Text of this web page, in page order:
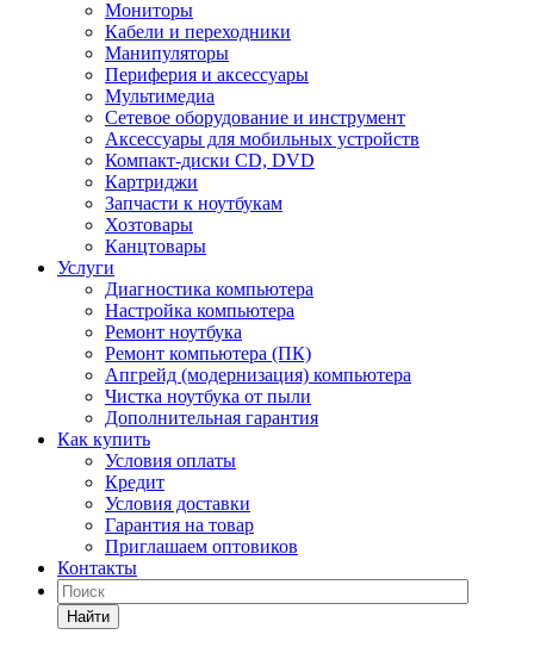
Мониторы
Кабели и переходники
Манипуляторы
Периферия и аксессуары
Мультимедиа
Сетевое оборудование и инструмент
Аксессуары для мобильных устройств
Компакт-диски CD, DVD
Картриджи
Запчасти к ноутбукам
Хозтовары
Канцтовары
Услуги
Диагностика компьютера
Настройка компьютера
Ремонт ноутбука
Ремонт компьютера (ПК)
Апгрейд (модернизация) компьютера
Чистка ноутбука от пыли
Дополнительная гарантия
Как купить
Условия оплаты
Кредит
Условия доставки
Гарантия на товар
Приглашаем оптовиков
Контакты
Найти